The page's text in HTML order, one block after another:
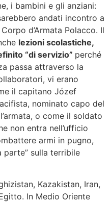
i bambini e gli anziani:
andati incontro a
d’Armata Polacco. Il
lezioni scolastiche,
“di servizio” perché
passa attraverso la
vi erano
il capitano Józef
nominato capo del
o come il soldato
non entra nell’ufficio
armi in pugno,
parte” sulla terribile
Kazakistan, Iran,
In Medio Oriente